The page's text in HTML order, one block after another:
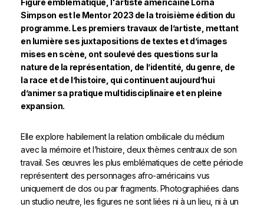
Figure emblématique, l'artiste américaine Lorna
Simpson est le Mentor 2023 de la troisième édition du
programme. Les premiers travaux de l’artiste, mettant
en lumière ses juxtapositions de textes et d’images
mises en scène, ont soulevé des questions sur la
nature de la représentation, de l’identité, du genre, de
la race et de l’histoire, qui continuent aujourd’hui
d’animer sa pratique multidisciplinaire et en pleine
expansion.
Elle explore habilement la relation ombilicale du médium
avec la mémoire et l’histoire, deux thèmes centraux de son
travail. Ses œuvres les plus emblématiques de cette période
représentent des personnages afro-américains vus
uniquement de dos ou par fragments. Photographiées dans
un studio neutre, les figures ne sont liées ni à un lieu, ni à un